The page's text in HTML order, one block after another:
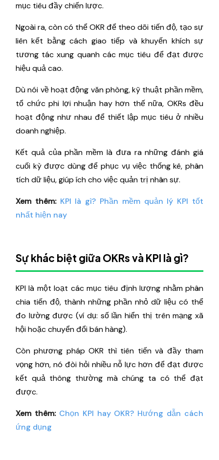
mục tiêu đầy chiến lược.
Ngoài ra, còn có thể OKR để theo dõi tiến độ, tạo sự
liên kết bằng cách giao tiếp và khuyến khích sự
tương tác xung quanh các mục tiêu để đạt được
hiệu quả cao.
Dù nói về hoạt động văn phòng, kỹ thuật phần mềm,
tổ chức phi lợi nhuận hay hơn thế nữa, OKRs đều
hoạt động như nhau để thiết lập mục tiêu ở nhiều
doanh nghiệp.
Kết quả của phần mềm là đưa ra những đánh giá
cuối kỳ được dùng để phục vụ việc thống kê, phân
tích dữ liệu, giúp ích cho việc quản trị nhân sự.
Xem thêm: KPI là gì? Phần mềm quản lý KPI tốt
nhất hiện nay
Sự khác biệt giữa OKRs và KPI là gì?
KPI là một loạt các mục tiêu định lượng nhằm phân
chia tiến độ, thành những phần nhỏ dữ liệu có thể
đo lường được (ví dụ: số lần hiển thị trên mạng xã
hội hoặc chuyển đổi bán hàng).
Còn phương pháp OKR thì tiên tiến và đầy tham
vọng hơn, nó đòi hỏi nhiều nỗ lực hơn để đạt được
kết quả thông thường mà chúng ta có thể đạt
được.
Xem thêm: Chọn KPI hay OKR? Hướng dẫn cách
ứng dụng